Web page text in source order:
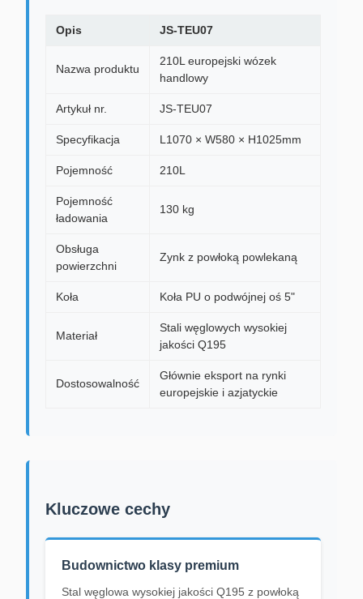
Opis JS-TEU07
Nazwa produktu
210L europejski wózek
handlowy
Artykuł nr. JS-TEU07
Specyfikacja L1070 × W580 × H1025mm
Pojemność 210L
Pojemność
ładowania
130 kg
Obsługa
powierzchni
Zynk z powłoką powlekaną
Koła Koła PU o podwójnej oś 5"
Materiał
Stali węglowych wysokiej
jakości Q195
Dostosowalność
Głównie eksport na rynki
europejskie i azjatyckie
Kluczowe cechy
Budownictwo klasy premium
Stal węglowa wysokiej jakości Q195 z powłoką